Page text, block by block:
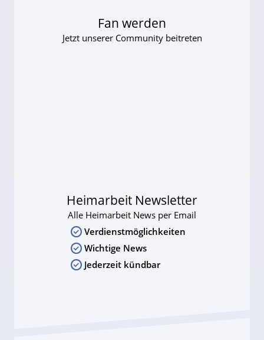
Fan werden
Jetzt unserer Community beitreten
Heimarbeit Newsletter
Alle Heimarbeit News per Email
Verdienstmöglichkeiten
Wichtige News
Jederzeit kündbar